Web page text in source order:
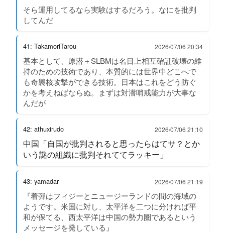
そら運用してるなら実験はするだろう。なにを批判
してんだ
41: TakamoriTarou 2026/07/06 20:34
基本として、原潜＋SLBMは名目上相互確証破壊の維
持のための技術であり、本質的には世界中どこへで
も奇襲核攻撃ができる技術。日本はこれをどう防ぐ
かを考えねばならぬ。まずは対潜哨戒能力が大事な
んだが
42: athuxirudo 2026/07/06 21:10
中国「自国が批判されると思ったらはてサ？とか
いう謎の組織に批判それててラッキー」
43: yamadar 2026/07/06 21:19
『着弾はフィジーとニュージーランドの間の海域の
ようです。米国に対し、太平洋を二つに分ければ平
和が保てる、西太平洋は中国の勢力圏であるという
メッセージを発している』